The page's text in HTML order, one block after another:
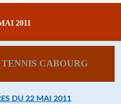
2011
CABOURG
DU 22 MAI 2011